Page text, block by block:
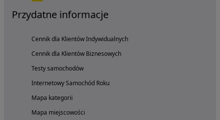
Przydatne informacje
Cennik dla Klientów Indywidualnych
Cennik dla Klientów Biznesowych
Testy samochodów
Internetowy Samochód Roku
Mapa kategorii
Mapa miejscowości